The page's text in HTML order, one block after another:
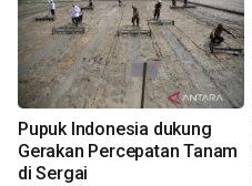
Pupuk Indonesia dukung
Gerakan Percepatan Tanam
di Sergai